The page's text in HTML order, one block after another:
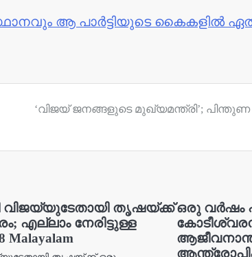
ആ പാർട്ടിയുടെ കൈകളിൽ
‘വിജയ് ജനങ്ങളുടെ മുഖ്യമന്ത്രി’;
വിജയ്‌യുടേതായി തൃഷയ്ക്ക്
എല്ലാം നേരിട്ടുള്ള
Malayalam
ഒരു വർഷം